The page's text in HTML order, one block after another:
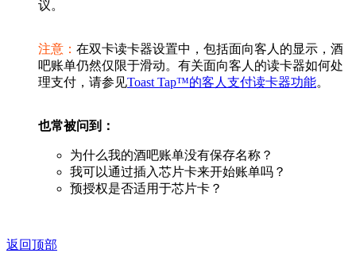
议。
注意： 在双卡读卡器设置中，包括面向客人的显示，酒
吧账单仍然仅限于滑动。有关面向客人的读卡器如何处
理支付，请参见Toast Tap™的客人支付读卡器功能。
也常被问到：
为什么我的酒吧账单没有保存名称？
我可以通过插入芯片卡来开始账单吗？
预授权是否适用于芯片卡？
返回顶部